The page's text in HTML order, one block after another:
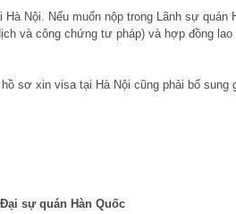
Nội. Nếu muốn nộp trong Lãnh sự quán
và công chứng tư pháp) và hợp đồng lao
sơ xin visa tại Hà Nội cũng phải bổ
sự quán Hàn Quốc